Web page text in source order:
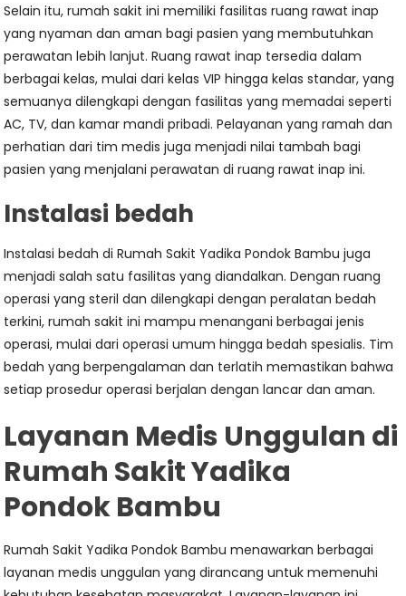
Selain itu, rumah sakit ini memiliki fasilitas ruang rawat inap
yang nyaman dan aman bagi pasien yang membutuhkan
perawatan lebih lanjut. Ruang rawat inap tersedia dalam
berbagai kelas, mulai dari kelas VIP hingga kelas standar, yang
semuanya dilengkapi dengan fasilitas yang memadai seperti
AC, TV, dan kamar mandi pribadi. Pelayanan yang ramah dan
perhatian dari tim medis juga menjadi nilai tambah bagi
pasien yang menjalani perawatan di ruang rawat inap ini.
Instalasi bedah
Instalasi bedah di Rumah Sakit Yadika Pondok Bambu juga
menjadi salah satu fasilitas yang diandalkan. Dengan ruang
operasi yang steril dan dilengkapi dengan peralatan bedah
terkini, rumah sakit ini mampu menangani berbagai jenis
operasi, mulai dari operasi umum hingga bedah spesialis. Tim
bedah yang berpengalaman dan terlatih memastikan bahwa
setiap prosedur operasi berjalan dengan lancar dan aman.
Layanan Medis Unggulan di
Rumah Sakit Yadika
Pondok Bambu
Rumah Sakit Yadika Pondok Bambu menawarkan berbagai
layanan medis unggulan yang dirancang untuk memenuhi